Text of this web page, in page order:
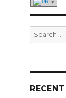
Search
for: